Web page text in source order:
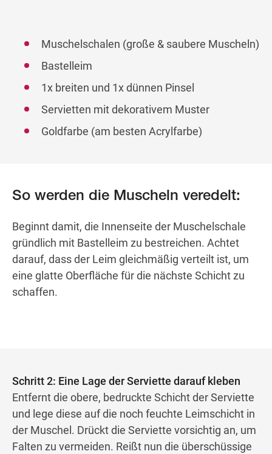
Muschelschalen (große & saubere Muscheln)
Bastelleim
1x breiten und 1x dünnen Pinsel
Servietten mit dekorativem Muster
Goldfarbe (am besten Acrylfarbe)
So werden die Muscheln veredelt:
Beginnt damit, die Innenseite der Muschelschale
gründlich mit Bastelleim zu bestreichen. Achtet
darauf, dass der Leim gleichmäßig verteilt ist, um
eine glatte Oberfläche für die nächste Schicht zu
schaffen.
Schritt 2: Eine Lage der Serviette darauf kleben
Entfernt die obere, bedruckte Schicht der Serviette
und lege diese auf die noch feuchte Leimschicht in
der Muschel. Drückt die Serviette vorsichtig an, um
Falten zu vermeiden. Reißt nun die überschüssige